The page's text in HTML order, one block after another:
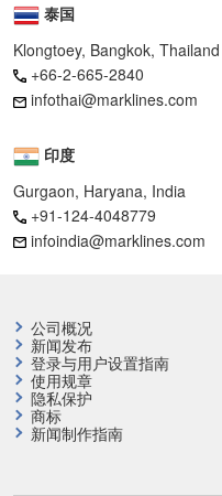
泰国
Klongtoey, Bangkok, Thailand
+66-2-665-2840
infothai@marklines.com
印度
Gurgaon, Haryana, India
+91-124-4048779
infoindia@marklines.com
公司概况
新闻发布
登录与用户设置指南
使用规章
隐私保护
商标
新闻制作指南